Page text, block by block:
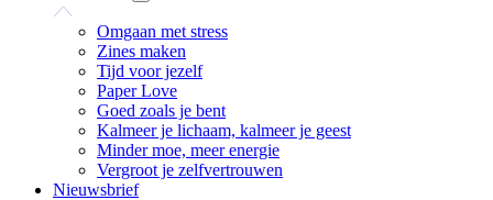
Omgaan met stress
Zines maken
Tijd voor jezelf
Paper Love
Goed zoals je bent
Kalmeer je lichaam, kalmeer je geest
Minder moe, meer energie
Vergroot je zelfvertrouwen
Nieuwsbrief